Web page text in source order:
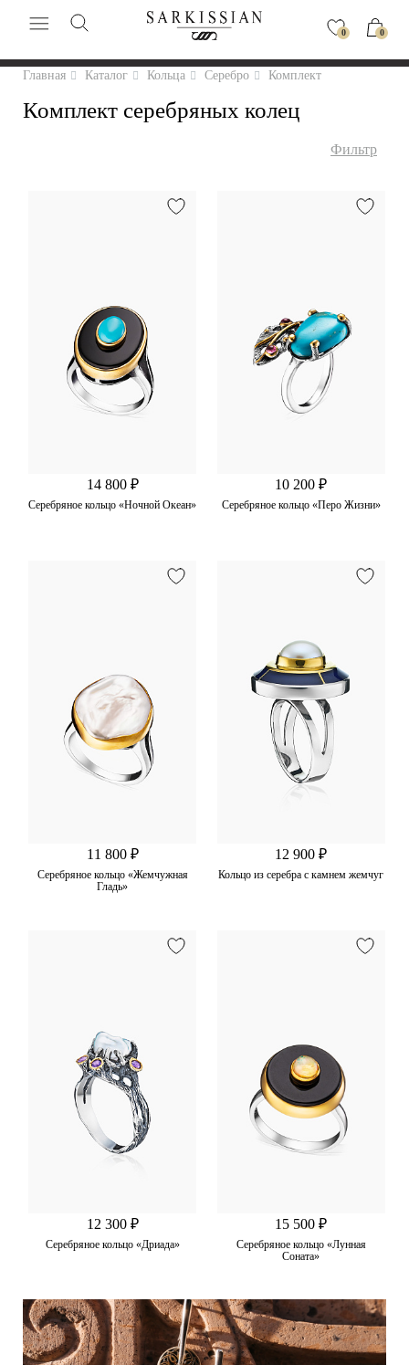
0 0
Главная Каталог Кольца Серебро Комплект
Комплект серебряных колец
Фильтр
14 800 ₽
Серебряное кольцо «Ночной Океан»
10 200 ₽
Серебряное кольцо «Перо Жизни»
11 800 ₽
Серебряное кольцо «Жемчужная
Гладь»
12 900 ₽
Кольцо из серебра с камнем жемчуг
12 300 ₽
Серебряное кольцо «Дриада»
15 500 ₽
Серебряное кольцо «Лунная
Соната»